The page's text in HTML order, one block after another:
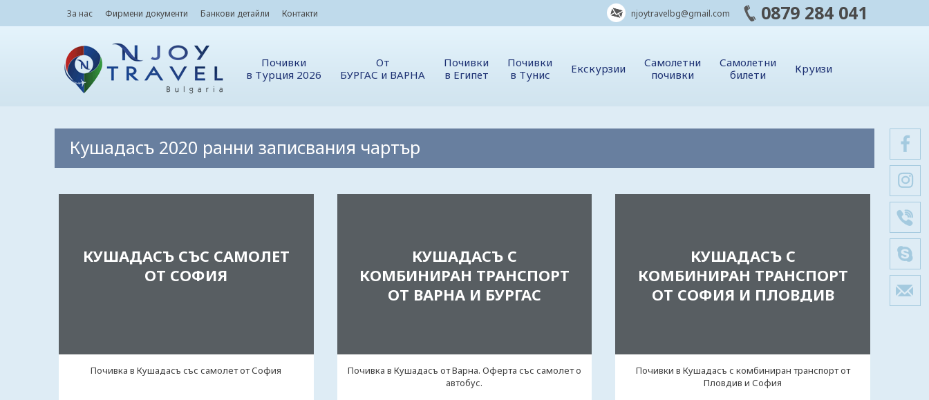
За нас Фирмени документи Банкови детайли Контакти 0879 284 041
njoytravelbg@gmail.com
Почивки
в Турция 2026
От
БУРГАС и ВАРНА
Почивки
в Египет
Почивки
в Тунис
Екскурзии
Самолетни
почивки
Самолетни
билети
Круизи
Кушадасъ 2020 ранни записвания чартър
КУШАДАСЪ СЪС САМОЛЕТ
ОТ СОФИЯ
Почивка в Кушадасъ със самолет от София
КУШАДАСЪ С
КОМБИНИРАН ТРАНСПОРТ
ОТ ВАРНА И БУРГАС
Почивка в Кушадасъ от Варна. Оферта със самолет о
автобус.
КУШАДАСЪ С
КОМБИНИРАН ТРАНСПОРТ
ОТ СОФИЯ И ПЛОВДИВ
Почивки в Кушадасъ с комбиниран транспорт от
Пловдив и София